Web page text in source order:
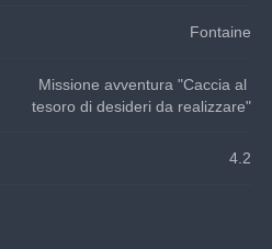
Fontaine
Missione avventura "Caccia al
tesoro di desideri da realizzare"
4.2